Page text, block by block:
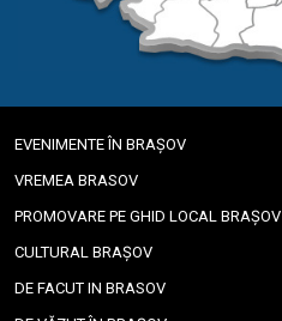
EVENIMENTE ÎN BRAȘOV
VREMEA BRASOV
PROMOVARE PE GHID LOCAL BRAȘOV
CULTURAL BRAȘOV
DE FACUT IN BRASOV